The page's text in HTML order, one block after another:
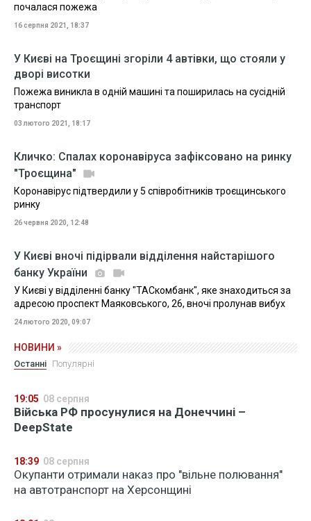
почалася пожежа
16 серпня 2021, 18:37
У Києві на Троєщині згоріли 4 автівки, що стояли у
дворі висотки
Пожежа виникла в одній машині та поширилась на сусідній
транспорт
03 лютого 2021, 18:17
Кличко: Спалах коронавіруса зафіксовано на ринку
"Троєщина"
Коронавірус підтвердили у 5 співробітників троєщинського
ринку
26 червня 2020, 12:48
У Києві вночі підірвали відділення найстарішого
банку України
У Києві у відділенні банку "ТАСкомбанк", яке знаходиться за
адресою проспект Маяковського, 26, вночі пролунав вибух
24 лютого 2020, 09:07
НОВИНИ »
Останні Популярні
19:05 08 серпня
Війська РФ просунулися на Донеччині –
DeepState
18:39 08 серпня
Окупанти отримали наказ про "вільне полювання"
на автотранспорт на Херсонщині